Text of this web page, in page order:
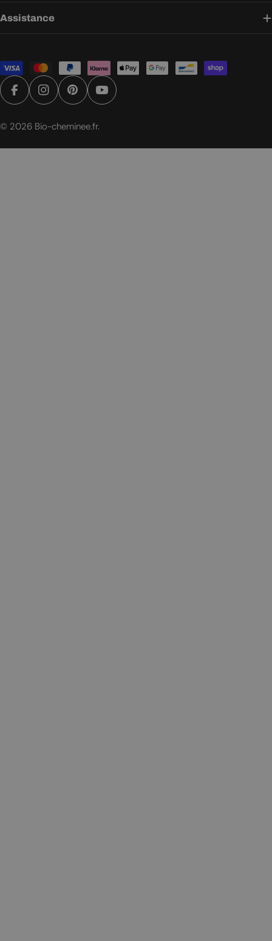
Assistance
Modes
de
paiement
FacebookInstagramPinterestYouTube
© 2026 Bio-cheminee.fr.